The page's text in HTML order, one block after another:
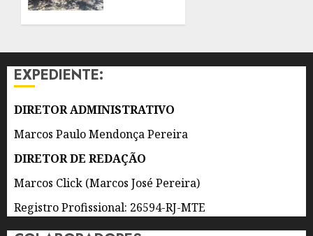
EM
GONÇALO
9 DE
AGOSTO
DE 2026
EXPEDIENTE:
DIRETOR ADMINISTRATIVO
Marcos Paulo Mendonça Pereira
DIRETOR DE REDAÇÃO
Marcos Click (Marcos José Pereira)
Registro Profissional: 26594-RJ-MTE